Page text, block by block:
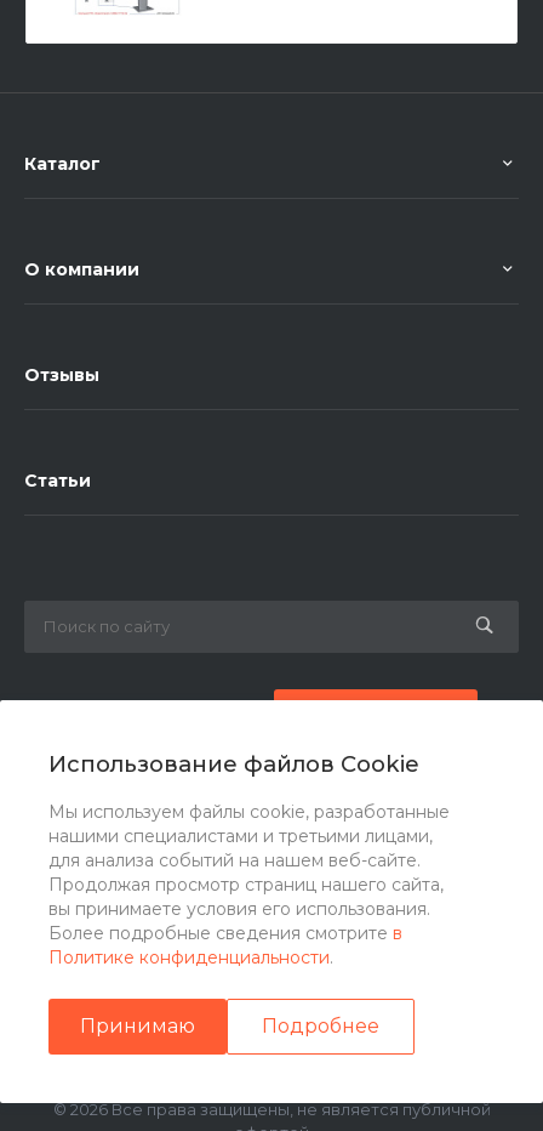
Использование файлов Cookie
Мы используем файлы cookie, разработанные
нашими специалистами и третьими лицами,
для анализа событий на нашем веб-сайте.
Продолжая просмотр страниц нашего сайта,
вы принимаете условия его использования.
Более подробные сведения смотрите в
Политике конфиденциальности.
Принимаю Подробнее
Каталог
О компании
Отзывы
Статьи
zakaz@ogk-opora.ru
г. Москва, г. Москва, ул. 7-я Парковая, 24
© 2026 Все права защищены, не является публичной